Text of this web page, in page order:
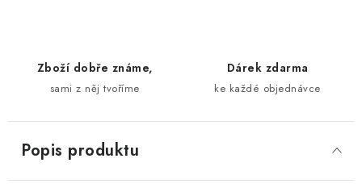
Zboží dobře známe,
sami z něj tvoříme
Dárek zdarma
ke každé objednávce
Popis produktu